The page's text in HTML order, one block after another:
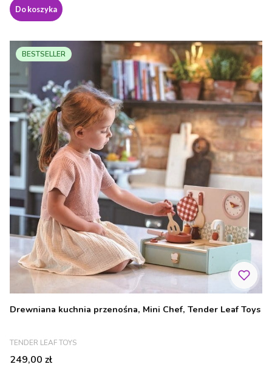
Do koszyka
BESTSELLER
Drewniana kuchnia przenośna, Mini Chef, Tender Leaf Toys
PRODUCENT
TENDER LEAF TOYS
Cena
249,00 zł